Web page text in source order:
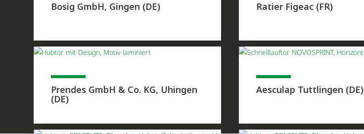
Bosig GmbH, Gingen (DE) Ratier Figeac (FR)
Prendes GmbH & Co. KG, Uhingen
(DE)
Aesculap Tuttlingen (DE)